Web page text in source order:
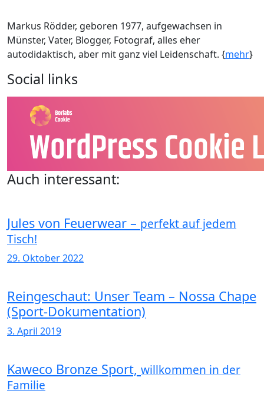
Markus Rödder, geboren 1977, aufgewachsen in
Münster, Vater, Blogger, Fotograf, alles eher
autodidaktisch, aber mit ganz viel Leidenschaft. {mehr}
Social links
Auch interessant:
Jules von Feuerwear – perfekt auf jedem
Tisch!
29. Oktober 2022
Reingeschaut: Unser Team – Nossa Chape
(Sport-Dokumentation)
3. April 2019
Kaweco Bronze Sport, willkommen in der
Familie